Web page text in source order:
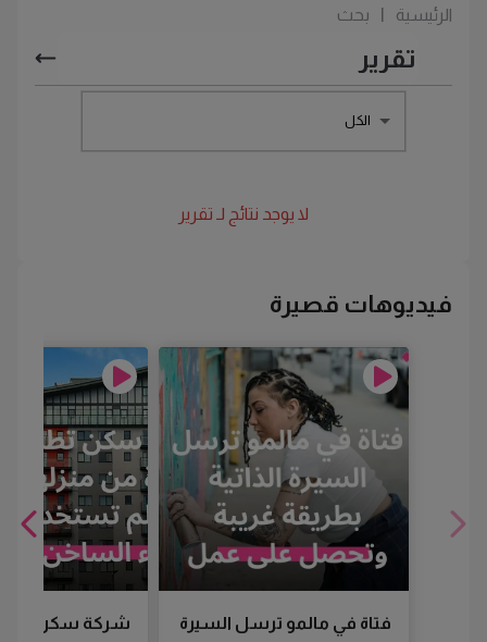
الرئيسية بحث
الكل
لا يوجد نتائج لـ تقرير
فيديوهات قصيرة
فتاة في مالمو ترسل السيرة
شركة سكن